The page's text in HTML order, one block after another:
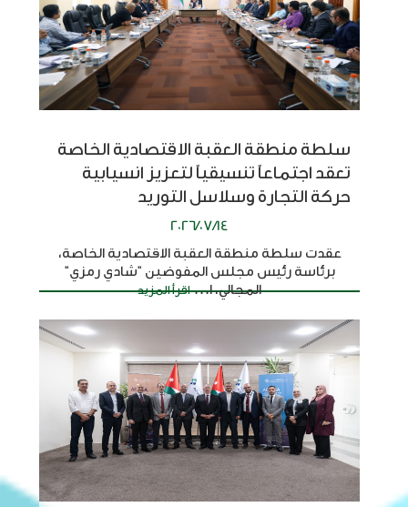
سلطة منطقة العقبة الاقتصادية الخاصة
تعقد اجتماعاً تنسيقياً لتعزيز انسيابية
حركة التجارة وسلاسل التوريد
2026/07/14
عقدت سلطة منطقة العقبة الاقتصادية الخاصة،
برئاسة رئيس مجلس المفوضين "شادي رمزي"
المجالي، ا... اقرأ المزيد